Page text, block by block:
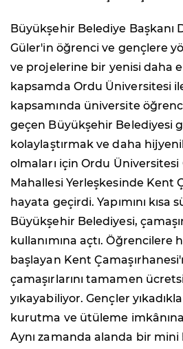
Büyükşehir Belediye Başkanı
Güler'in öğrenci ve gençlere
ve projelerine bir yenisi daha
kapsamda Ordu Üniversitesi
kapsamında üniversite
geçen Büyükşehir Belediyesi
kolaylaştırmak ve daha
olmaları için Ordu
Mahallesi Yerleşkesinde Kent
hayata geçirdi. Yapımını
Büyükşehir Belediyesi,
kullanımına açtı. Öğrencilere
başlayan Kent
çamaşırlarını tamamen
yıkayabiliyor. Gençler
kurutma ve ütüleme
Aynı zamanda alanda bir